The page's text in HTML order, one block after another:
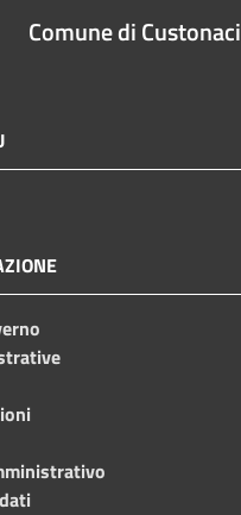
Comune di Custonaci